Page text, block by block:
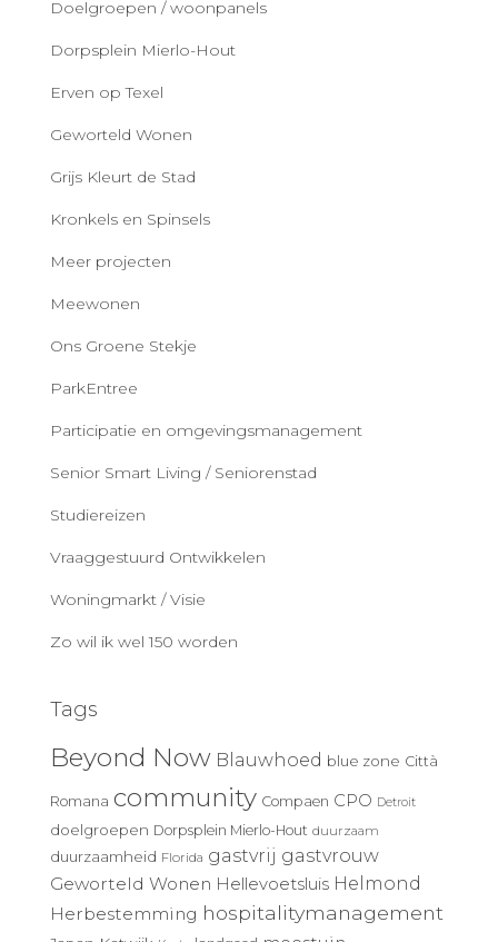
Doelgroepen / woonpanels
Dorpsplein Mierlo-Hout
Erven op Texel
Geworteld Wonen
Grijs Kleurt de Stad
Kronkels en Spinsels
Meer projecten
Meewonen
Ons Groene Stekje
ParkEntree
Participatie en omgevingsmanagement
Senior Smart Living / Seniorenstad
Studiereizen
Vraaggestuurd Ontwikkelen
Woningmarkt / Visie
Zo wil ik wel 150 worden
Tags
Beyond Now Blauwhoed blue zone Città
Romana community Compaen CPO Detroit
doelgroepen Dorpsplein Mierlo-Hout duurzaam
duurzaamheid Florida gastvrij gastvrouw
Geworteld Wonen Hellevoetsluis Helmond
Herbestemming hospitalitymanagement